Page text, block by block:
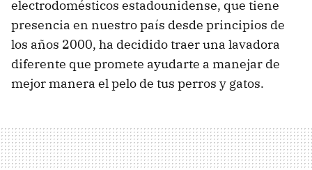
electrodomésticos estadounidense, que tiene
presencia en nuestro país desde principios de
los años 2000, ha decidido traer una lavadora
diferente que promete ayudarte a manejar de
mejor manera el pelo de tus perros y gatos.